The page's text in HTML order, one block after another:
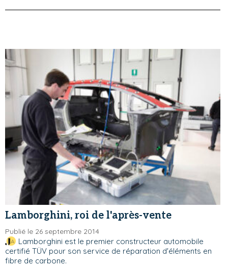
Lamborghini, roi de l'après-vente
Publié le 26 septembre 2014
Lamborghini est le premier constructeur automobile
certifié TÜV pour son service de réparation d'éléments en
fibre de carbone.